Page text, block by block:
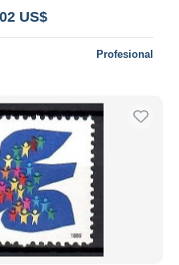
US$
Profesional